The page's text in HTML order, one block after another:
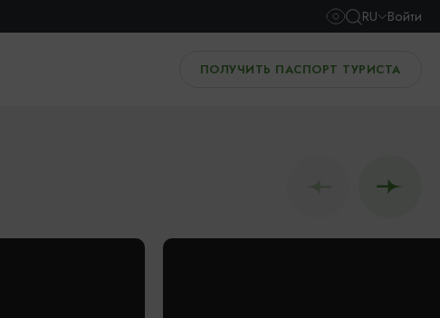
RU Войти
ПОЛУЧИТЬ ПАСПОРТ ТУРИСТА